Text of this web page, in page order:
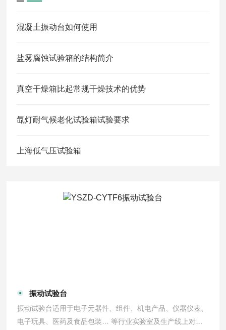
混凝土振动台如何使用
盐雾腐蚀试验箱的结构简介
真空干燥箱比起常规干燥技术的优势
氙灯耐气候老化试验箱试验要求
上海低气压试验箱
振动试验台
振动试验台适用于电子元器件、组件、机电产品、仪器仪表、
电子玩具、医药及食品包装… 等行业实验室及生产线上对样